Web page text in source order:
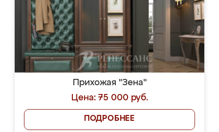
Прихожая "Зена"
Цена: 75 000 руб.
ПОДРОБНЕЕ